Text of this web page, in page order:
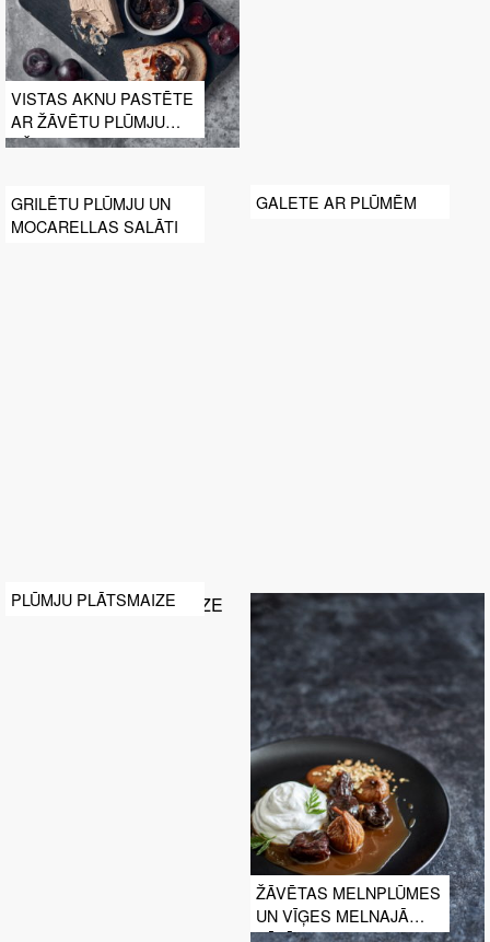
VISTAS AKNU PASTĒTE
AR ŽĀVĒTU PLŪMJU
DŽEMU
GRILĒTU PLŪMJU UN
MOCARELLAS SALĀTI
GALETE AR PLŪMĒM
PLŪMJU PLĀTSMAIZE
ŽĀVĒTAS MELNPLŪMES
UN VĪĢES MELNAJĀ